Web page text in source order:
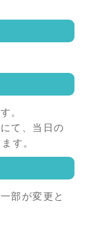
。
て、当日の
す。
部が変更と